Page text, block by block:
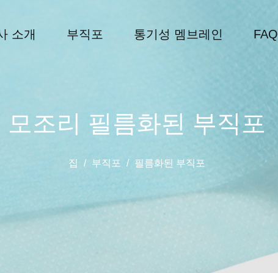
소개 부직포 통기성 멤브레인 FAQ
모조리 필름화된 부직포
집 / 부직포 / 필름화된 부직포